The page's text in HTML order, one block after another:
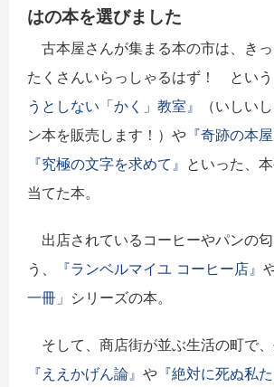
はの本を選びました
古本屋さんが集まる本の市は、き
たくさんいらっしゃるはず！ という
うとしない「かく」教室』
（いしい
ン本を販売します！）や 『奇跡の本
『究極の文字を求めて』 といった、
当てた本。
出店されているコーヒーやパンの
う、
『ランベルマイユ コーヒー店』
一冊」 シリーズの本。
そして、商店街が並ぶ生活の町で
『ええかげん論』 や 『絶対に死ぬ私